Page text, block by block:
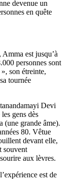
devenue un
en quête
est jusqu’à
personnes sont
son étreinte,
tournée
Devi
gens dès
(une grande âme).
80. Vêtue
devant elle,
souvent
aux lèvres.
est de